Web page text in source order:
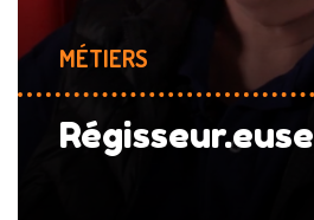
MÉTIERS
Régisseur.euse